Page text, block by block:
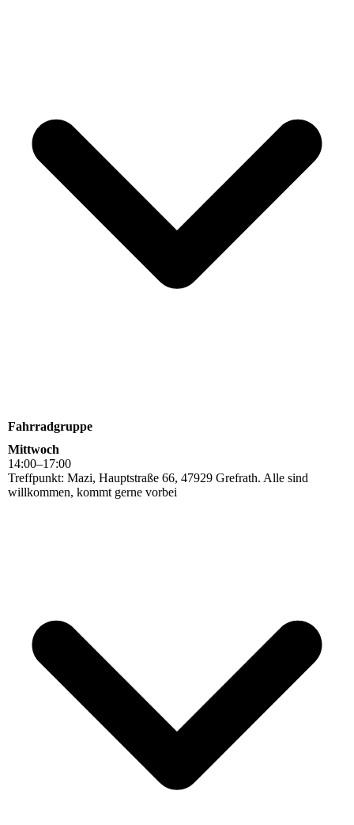
Fahrradgruppe
Mittwoch
14:00–17:00
Treffpunkt: Mazi, Hauptstraße 66, 47929 Grefrath. Alle sind
willkommen, kommt gerne vorbei